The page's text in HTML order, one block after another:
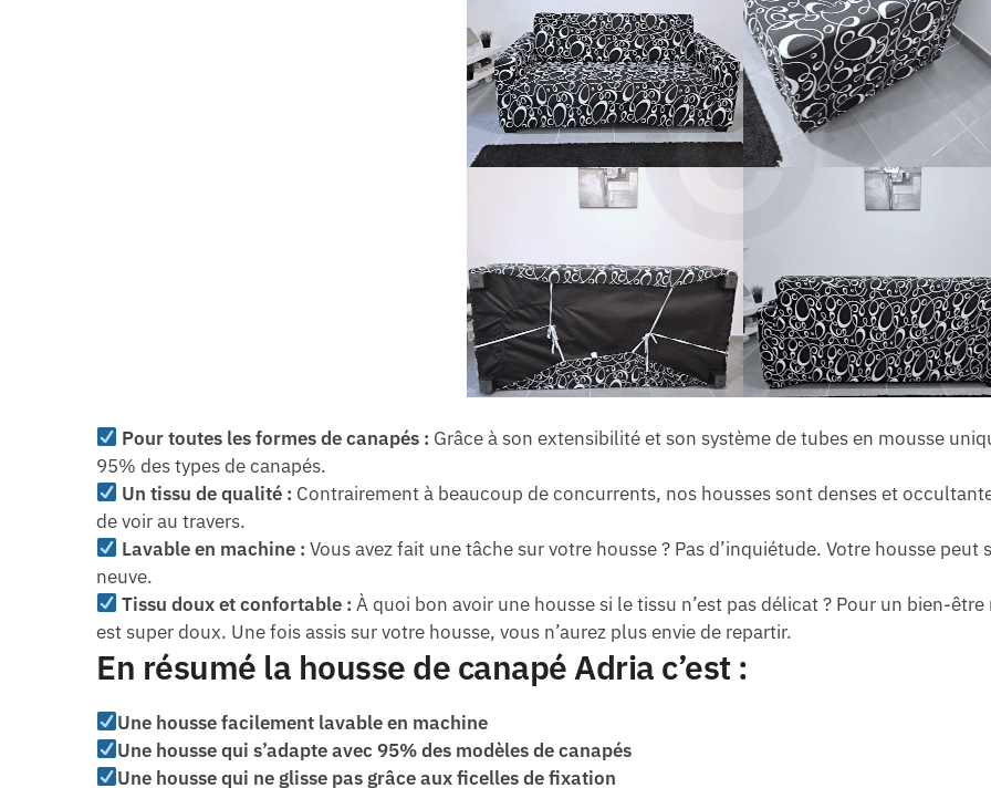
Pour toutes les formes de canapés : Grâce à son extensibilité et son système de tubes en mousse
95% des types de canapés.
Un tissu de qualité : Contrairement à beaucoup de concurrents, nos housses sont denses et
de voir au travers.
Lavable en machine : Vous avez fait une tâche sur votre housse ? Pas d’inquiétude. Votre housse
neuve.
Tissu doux et confortable : À quoi bon avoir une housse si le tissu n’est pas délicat ? Pour un bien-
est super doux. Une fois assis sur votre housse, vous n’aurez plus envie de repartir.
En résumé la housse de canapé Adria c’est :
Une housse facilement lavable en machine
Une housse qui s’adapte avec 95% des modèles de canapés
Une housse qui ne glisse pas grâce aux ficelles de fixation